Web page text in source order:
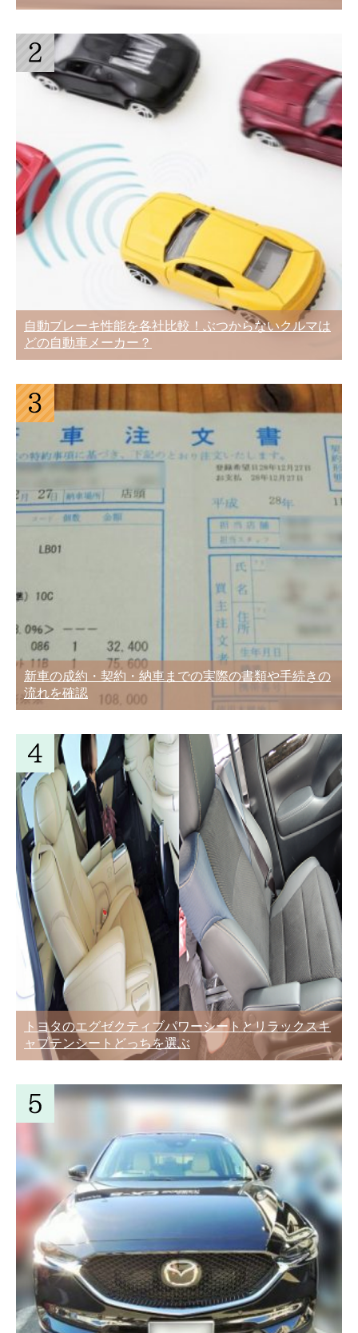
自動ブレーキ性能を各社比較！ぶつからないクルマは
どの自動車メーカー？
新車の成約・契約・納車までの実際の書類や手続きの
流れを確認
トヨタのエグゼクティブパワーシートとリラックスキ
ャプテンシートどっちを選ぶ